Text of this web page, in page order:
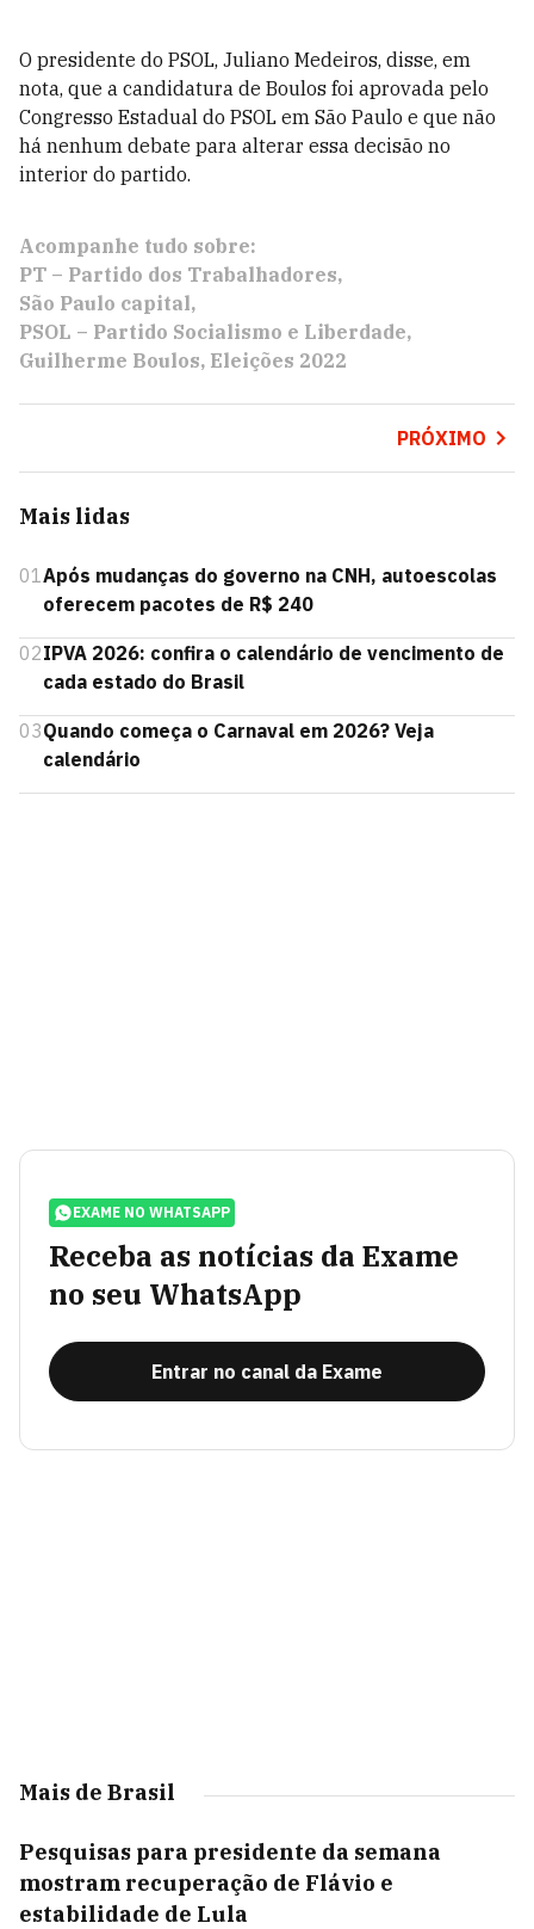
O presidente do PSOL, Juliano Medeiros, disse, em
nota, que a candidatura de Boulos foi aprovada pelo
Congresso Estadual do PSOL em São Paulo e que não
há nenhum debate para alterar essa decisão no
interior do partido.
Acompanhe tudo sobre:
PT – Partido dos Trabalhadores
São Paulo capital
PSOL – Partido Socialismo e Liberdade
Guilherme Boulos Eleições 2022
PRÓXIMO
Mais lidas
01Após mudanças do governo na CNH, autoescolas
oferecem pacotes de R$ 240
02IPVA 2026: confira o calendário de vencimento de
cada estado do Brasil
03Quando começa o Carnaval em 2026? Veja
calendário
EXAME NO WHATSAPP
Receba as notícias da Exame
no seu WhatsApp
Entrar no canal da Exame
Mais de Brasil
Pesquisas para presidente da semana
mostram recuperação de Flávio e
estabilidade de Lula